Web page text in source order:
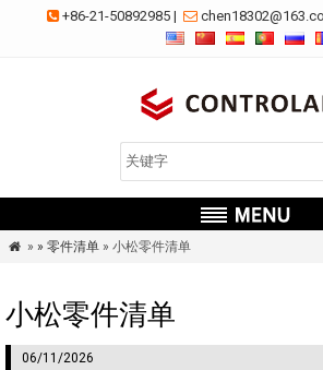
 +86-21-50892985 | 
 » » 零件清单» 小松零件清单
小松零件清单
06/11/2026